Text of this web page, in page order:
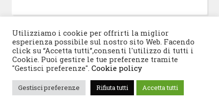
POST-ITdi Claudio Ramaccini
Utilizziamo i cookie per offrirti la miglior
esperienza possibile sul nostro sito Web. Facendo
click su “Accetta tutti”,consenti l'utilizzo di tutti i
Cookie. Puoi gestire le tue preferenze tramite
"Gestisci preferenze". Cookie policy
Gestisci preferenze Rifiuta tutti Accetta tutti